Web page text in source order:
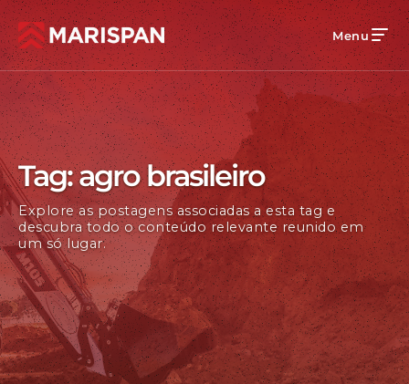
Menu
Tag: agro brasileiro
Explore as postagens associadas a esta tag e
descubra todo o conteúdo relevante reunido em
um só lugar.